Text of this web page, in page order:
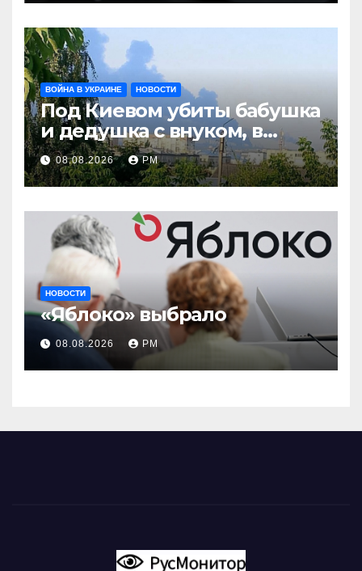
ВОЙНА В УКРАИНЕ НОВОСТИ
Под Киевом убиты бабушка
и дедушка с внуком, в
Поволжье и на Кубани
вновь горят НПЗ
08.08.2026 РМ
НОВОСТИ
«Яблоко» выбрало
08.08.2026 РМ